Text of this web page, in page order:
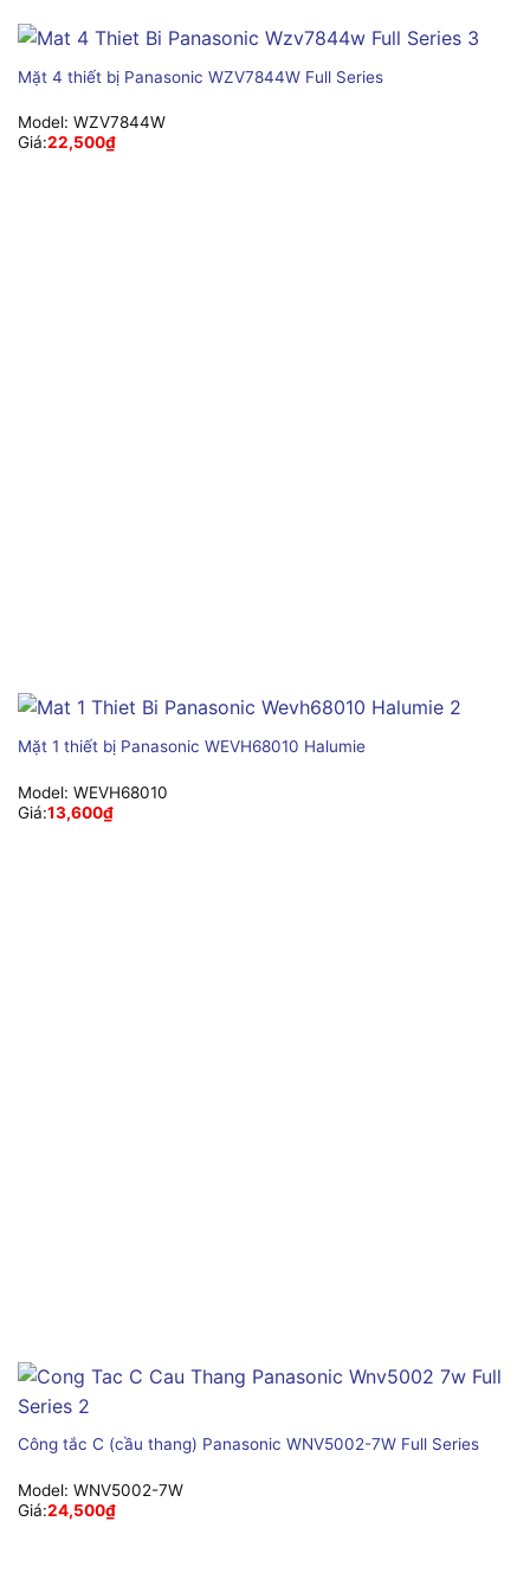
Mặt 4 thiết bị Panasonic WZV7844W Full Series
Model: WZV7844W
Giá:22,500₫
Mặt 1 thiết bị Panasonic WEVH68010 Halumie
Model: WEVH68010
Giá:13,600₫
Công tắc C (cầu thang) Panasonic WNV5002-7W Full Series
Model: WNV5002-7W
Giá:24,500₫